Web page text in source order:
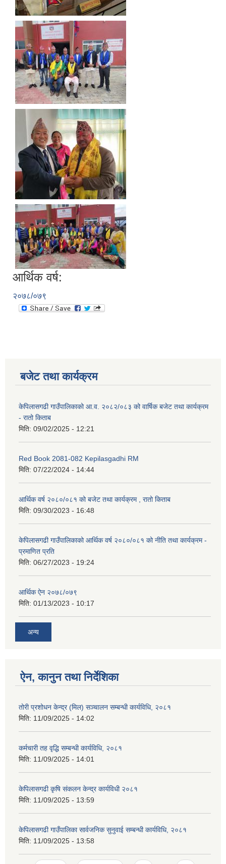
आर्थिक वर्ष:
२०७८/०७९
बजेट तथा कार्यक्रम
केपिलासगढी गाउँपालिकाको आ.व. २०८२/०८३ को वार्षिक बजेट तथा कार्यक्रम
- रातो किताब
मिति: 09/02/2025 - 12:21
Red Book 2081-082 Kepilasgadhi RM
मिति: 07/22/2024 - 14:44
आर्थिक वर्ष २०८०/०८१ को बजेट तथा कार्यक्रम , रातो किताब
मिति: 09/30/2023 - 16:48
केपिलासगढी गाउँपालिकाको आर्थिक वर्ष २०८०/०८१ को नीति तथा कार्यक्रम -
प्रमाणित प्रति
मिति: 06/27/2023 - 19:24
आर्थिक ऐन २०७८/०७९
मिति: 01/13/2023 - 10:17
अन्य
ऐन, कानुन तथा निर्देशिका
तोरी प्रशोधन केन्द्र (मिल) सञ्चालन सम्बन्धी कार्यविधि, २०८१
मिति: 11/09/2025 - 14:02
कर्मचारी तह वृद्धि सम्बन्धी कार्यविधि, २०८१
मिति: 11/09/2025 - 14:01
केपिलासगढी कृषि संकलन केन्द्र कार्यविधी २०८१
मिति: 11/09/2025 - 13:59
केपिलासगढी गाउँपालिका सार्वजनिक सुनुवाई सम्बन्धी कार्यविधि, २०८१
मिति: 11/09/2025 - 13:58